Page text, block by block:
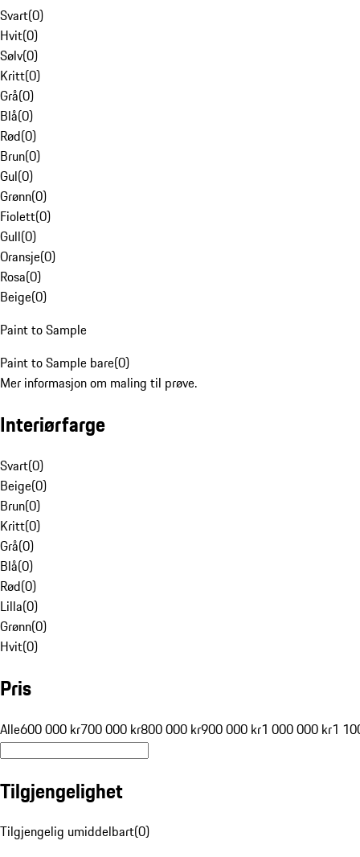
Svart(0)
Hvit(0)
Sølv(0)
Kritt(0)
Grå(0)
Blå(0)
Rød(0)
Brun(0)
Gul(0)
Grønn(0)
Fiolett(0)
Gull(0)
Oransje(0)
Rosa(0)
Beige(0)
Paint to Sample
Paint to Sample bare(0)
Mer informasjon om maling til prøve.
Interiørfarge
Svart(0)
Beige(0)
Brun(0)
Kritt(0)
Grå(0)
Blå(0)
Rød(0)
Lilla(0)
Grønn(0)
Hvit(0)
Pris
Alle600 000 kr700 000 kr800 000 kr900 000 kr1 000 000 kr1
Tilgjengelighet
Tilgjengelig umiddelbart(0)